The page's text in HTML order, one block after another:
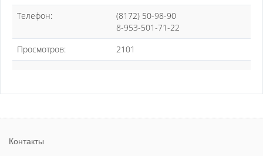
Телефон:
(8172) 50-98-90
8-953-501-71-22
Просмотров:
2101
Контакты